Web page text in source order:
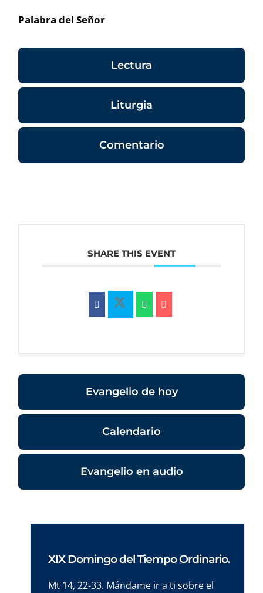
Palabra del Señor
Lectura
Liturgia
Comentario
SHARE THIS EVENT
Evangelio de hoy
Calendario
Evangelio en audio
XIX Domingo del Tiempo Ordinario.
Mt 14, 22-33. Mándame ir a ti sobre el